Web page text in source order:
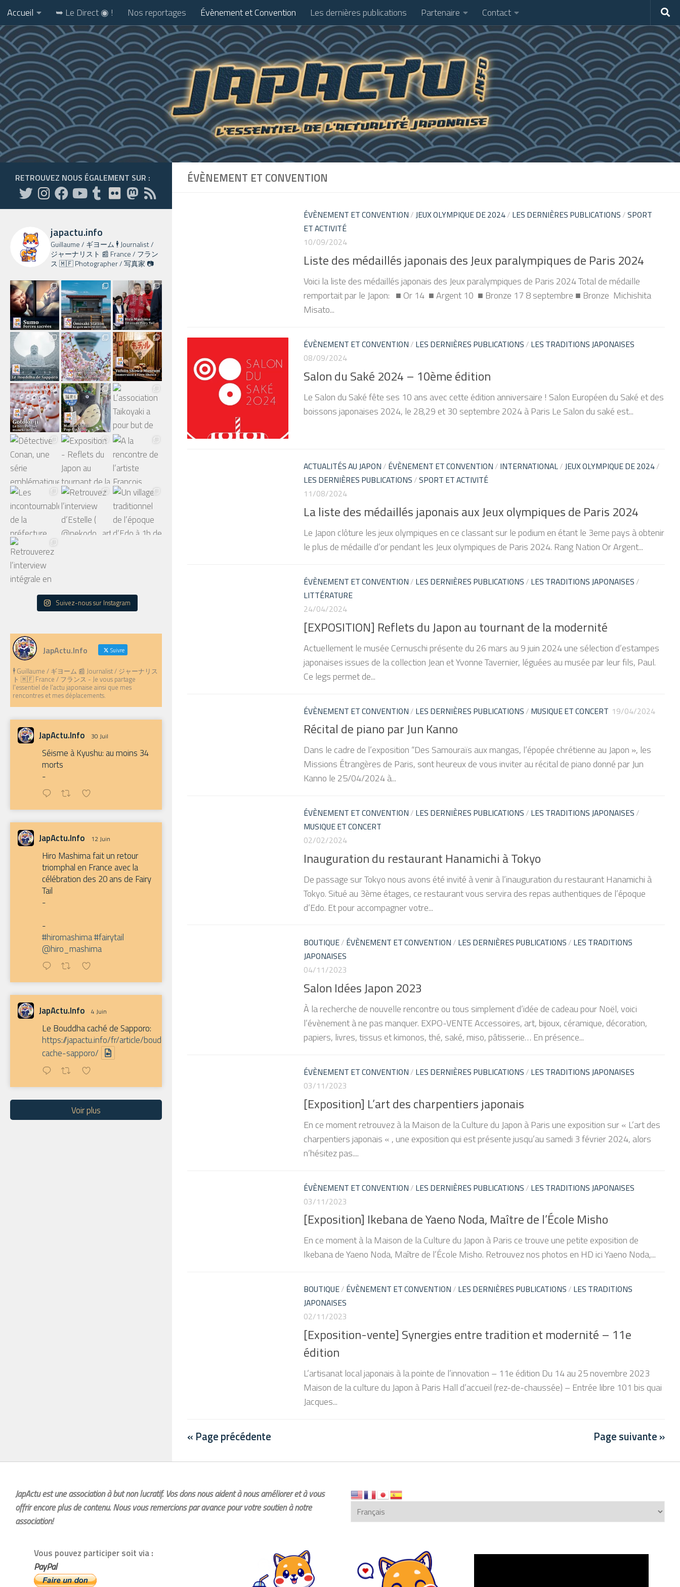
Skip to content
Accueil ➥ Le Direct ◉ ! Nos reportages Évènement et Convention Les dernières publications Partenaire Contact
ÉVÈNEMENT ET CONVENTION
ÉVÈNEMENT ET CONVENTION /JEUX OLYMPIQUE DE 2024/ LES DERNIÈRES PUBLICATIONS /SPORT
ET ACTIVITÉ
10/09/2024
Liste des médaillés japonais des Jeux paralympiques de Paris 2024
Voici la liste des médaillés japonais des Jeux paralympiques de Paris 2024 Total de médaille
remportait par le Japon: ■ Or 14 ■ Argent 10 ■ Bronze 17 8 septembre ■ Bronze Michishita
Misato...
ÉVÈNEMENT ET CONVENTION / LES DERNIÈRES PUBLICATIONS / LES TRADITIONS JAPONAISES
08/09/2024
Salon du Saké 2024 – 10ème édition
Le Salon du Saké fête ses 10 ans avec cette édition anniversaire ! Salon Européen du Saké et des
boissons japonaises 2024, le 28,29 et 30 septembre 2024 à Paris Le Salon du saké est...
ACTUALITÉS AU JAPON / ÉVÈNEMENT ET CONVENTION / INTERNATIONAL/JEUX OLYMPIQUE DE 2024/
LES DERNIÈRES PUBLICATIONS /SPORT ET ACTIVITÉ
11/08/2024
La liste des médaillés japonais aux Jeux olympiques de Paris 2024
Le Japon clôture les jeux olympiques en ce classant sur le podium en étant le 3eme pays à obtenir
le plus de médaille d’or pendant les Jeux olympiques de Paris 2024. Rang Nation Or Argent...
ÉVÈNEMENT ET CONVENTION / LES DERNIÈRES PUBLICATIONS / LES TRADITIONS JAPONAISES /
LITTÉRATURE
24/04/2024
[EXPOSITION] Reflets du Japon au tournant de la modernité
Actuellement le musée Cernuschi présente du 26 mars au 9 juin 2024 une sélection d’estampes
japonaises issues de la collection Jean et Yvonne Tavernier, léguées au musée par leur fils, Paul.
Ce legs permet de...
ÉVÈNEMENT ET CONVENTION / LES DERNIÈRES PUBLICATIONS / MUSIQUE ET CONCERT 19/04/2024
Récital de piano par Jun Kanno
Dans le cadre de l’exposition “Des Samouraïs aux mangas, l’épopée chrétienne au Japon », les
Missions Étrangères de Paris, sont heureux de vous inviter au récital de piano donné par Jun
Kanno le 25/04/2024 à...
ÉVÈNEMENT ET CONVENTION / LES DERNIÈRES PUBLICATIONS / LES TRADITIONS JAPONAISES /
MUSIQUE ET CONCERT
02/02/2024
Inauguration du restaurant Hanamichi à Tokyo
De passage sur Tokyo nous avons été invité à venir à l’inauguration du restaurant Hanamichi à
Tokyo. Situé au 3ème étages, ce restaurant vous servira des repas authentiques de l’époque
d’Edo. Et pour accompagner votre...
BOUTIQUE/ ÉVÈNEMENT ET CONVENTION / LES DERNIÈRES PUBLICATIONS / LES TRADITIONS
JAPONAISES
04/11/2023
Salon Idées Japon 2023
À la recherche de nouvelle rencontre ou tous simplement d’idée de cadeau pour Noël, voici
l’évènement à ne pas manquer. EXPO-VENTE Accessoires, art, bijoux, céramique, décoration,
papiers, livres, tissus et kimonos, thé, saké, miso, pâtisserie… En présence...
ÉVÈNEMENT ET CONVENTION / LES DERNIÈRES PUBLICATIONS / LES TRADITIONS JAPONAISES
03/11/2023
[Exposition] L’art des charpentiers japonais
En ce moment retrouvez à la Maison de la Culture du Japon à Paris une exposition sur « L’art des
charpentiers japonais « , une exposition qui est présente jusqu’au samedi 3 février 2024, alors
n’hésitez pas....
ÉVÈNEMENT ET CONVENTION / LES DERNIÈRES PUBLICATIONS / LES TRADITIONS JAPONAISES
03/11/2023
[Exposition] Ikebana de Yaeno Noda, Maître de l’École Misho
En ce moment à la Maison de la Culture du Japon à Paris ce trouve une petite exposition de
Ikebana de Yaeno Noda, Maître de l’École Misho. Retrouvez nos photos en HD ici Yaeno Noda,...
BOUTIQUE/ ÉVÈNEMENT ET CONVENTION / LES DERNIÈRES PUBLICATIONS / LES TRADITIONS
JAPONAISES
02/11/2023
[Exposition-vente] Synergies entre tradition et modernité – 11e
édition
L’artisanat local japonais à la pointe de l’innovation – 11e édition Du 14 au 25 novembre 2023
Maison de la culture du Japon à Paris Hall d’accueil (rez-de-chaussée) – Entrée libre 101 bis quai
Jacques...
« Page précédente Page suivante »
RETROUVEZ NOUS ÉGALEMENT SUR :
japactu.info
Guillaume / ギヨーム 🕴️ Journalist /
ジャーナリスト 📰 France / フラン
ス 🇲🇫 Photographer / 写真家 📷
Suivez-nous sur Instagram
JapActu.Info Suivre
🕴️ Guillaume / ギヨーム 📰 Journalist / ジャーナリス
ト 🇲🇫 France / フランス - Je vous partage
l'essentiel de l'actu japonaise ainsi que mes
rencontres et mes déplacements.
JapActu.Info 30 Juil
Séisme à Kyushu: au moins 34
morts
-
JapActu.Info 12 Juin
Hiro Mashima fait un retour
triomphal en France avec la
célébration des 20 ans de Fairy
Tail
-
-
#hiromashima#fairytail
@hiro_mashima
JapActu.Info 4 Juin
Le Bouddha caché de Sapporo:
https://japactu.info/fr/article/bouddha-
cache-sapporo/
Voir plus
JapActu est une association à but non lucratif. Vos dons nous aident à nous améliorer et à vous
offrir encore plus de contenu. Nous vous remercions par avance pour votre soutien à notre
association!
Vous pouvez participer soit via :
PayPal